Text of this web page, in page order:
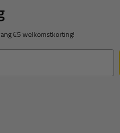
€5 welkomstkorting!